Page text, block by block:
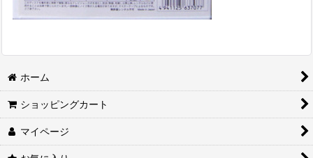
ホーム
ショッピングカート
マイページ